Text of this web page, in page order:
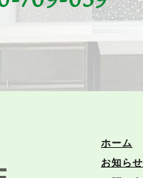
ホーム
お知らせ